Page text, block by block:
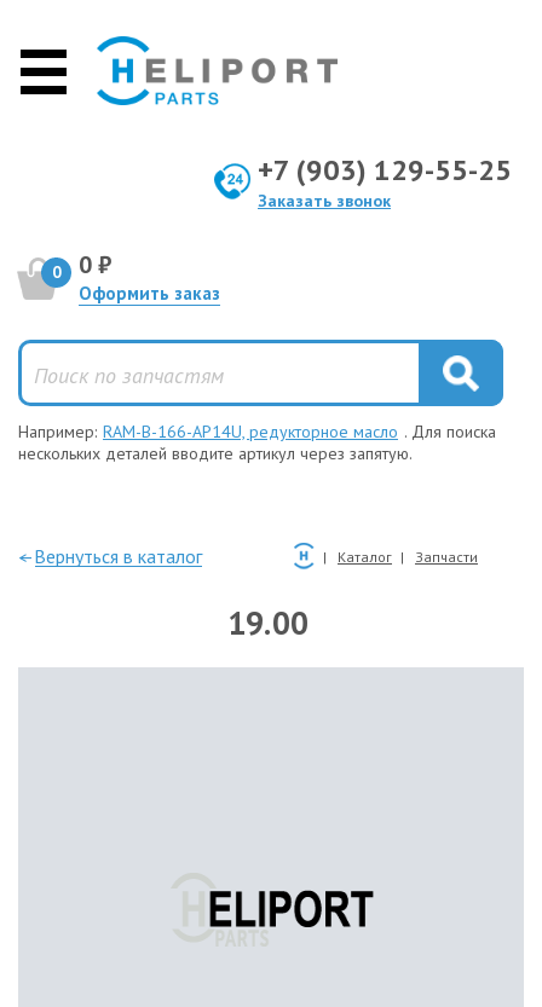
+7 (903) 129-55-25
Заказать звонок
0 0 ₽
Оформить заказ
Например: RAM-B-166-AP14U, редукторное масло . Для поиска
нескольких деталей вводите артикул через запятую.
—Вернуться в каталог Каталог Запчасти
19.00